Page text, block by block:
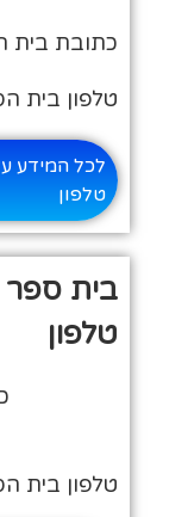
כתובת בית
טלפון בית הספר: 04-
לכל המידע
טלפון
בית ספר
טלפון
טלפון בית הספר: 04-